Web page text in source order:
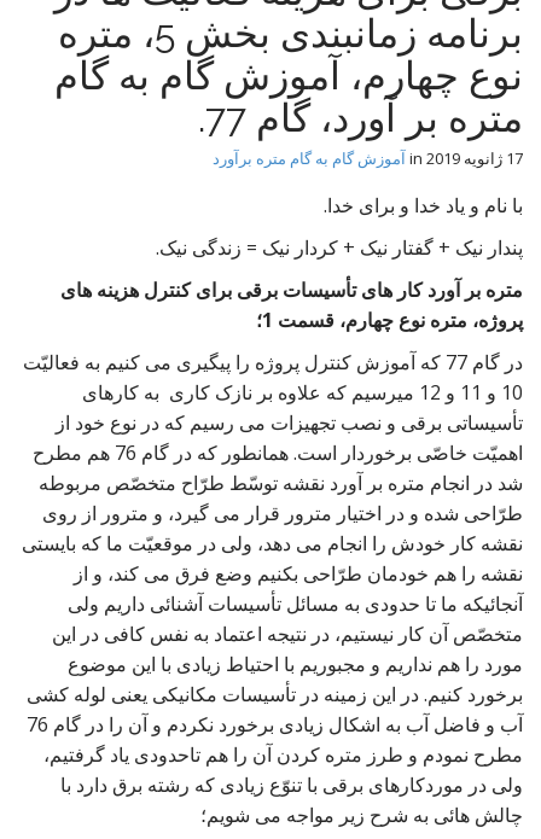
t
برنامه زمانبندی بخش 5، متره
نوع چهارم، آموزش گام به گام
متره بر آورد، گام 77.
17 ژانویه 2019 آموزش گام به گام متره برآورد
با نام و یاد خدا و برای خدا.
پندار نیک + گفتار نیک + کردار نیک = زندگی نیک.
متره بر آورد کار های تأسیسات برقی برای کنترل هزینه های
پروژه، متره نوع چهارم، قسمت 1؛
در گام 77 که آموزش کنترل پروژه را پیگیری می کنیم به فعالیّت
10 و 11 و 12 میرسیم که علاوه بر نازک کاری به کارهای
تأسیساتی برقی و نصب تجهیزات می رسیم که در نوع خود از
اهمیّت خاصّی برخوردار است. همانطور که در گام 76 هم مطرح
شد در انجام متره بر آورد نقشه توسّط طرّاح متخصّص مربوطه
طرّاحی شده و در اختیار مترور قرار می گیرد، و مترور از روی
نقشه کار خودش را انجام می دهد، ولی در موقعیّت ما که بایستی
نقشه را هم خودمان طرّاحی بکنیم وضع فرق می کند، و از
آنجائیکه ما تا حدودی به مسائل تأسیسات آشنائی داریم ولی
متخصّص آن کار نیستیم، در نتیجه اعتماد به نفس کافی در این
مورد را هم نداریم و مجبوریم با احتیاط زیادی با این موضوع
برخورد کنیم. در این زمینه در تأسیسات مکانیکی یعنی لوله کشی
آب و فاضل آب به اشکال زیادی برخورد نکردم و آن را در گام 76
مطرح نمودم و طرز متره کردن آن را هم تاحدودی یاد گرفتیم،
ولی در موردکارهای برقی با تنوّع زیادی که رشته برق دارد با
چالش هائی به شرح زیر مواجه می شویم؛